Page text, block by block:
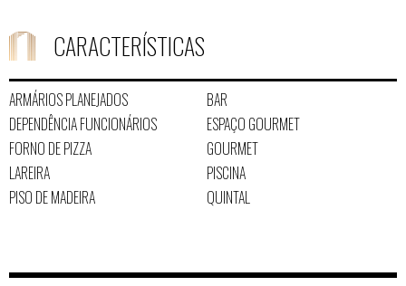
CARACTERÍSTICAS
ARMÁRIOS PLANEJADOS
BAR
DEPENDÊNCIA FUNCIONÁRIOS
ESPAÇO GOURMET
FORNO DE PIZZA
GOURMET
LAREIRA
PISCINA
PISO DE MADEIRA
QUINTAL